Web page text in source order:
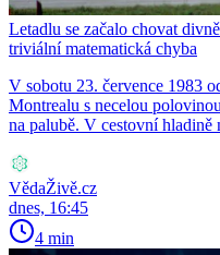
Letadlu se začalo chovat
triviální matematická chyba
V sobotu 23. července 1983
Montrealu s necelou
na palubě. V cestovní hladině
VědaŽivě.cz
dnes, 16:45
4 min